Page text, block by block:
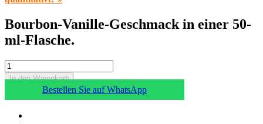
Bourbon-Vanille-Geschmack in einer 50-
ml-Flasche.
In den Warenkorb
Bestellen Sie auf WhatsApp